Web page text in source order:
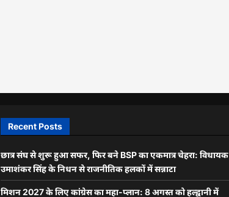
Recent Posts
छात्र संघ से शुरू हुआ सफर, फिर बने BSP का एकमात्र चेहरा: विधायक
उमाशंकर सिंह के निधन से राजनीतिक हलकों में सन्नाटा
मिशन 2027 के लिए कांग्रेस का महा-प्लान: 8 अगस्त को हल्द्वानी में